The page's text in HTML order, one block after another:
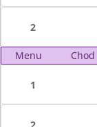
2
Menu Chod
1